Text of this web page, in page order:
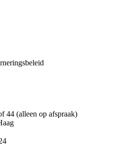
44 (alleen op afspraak)